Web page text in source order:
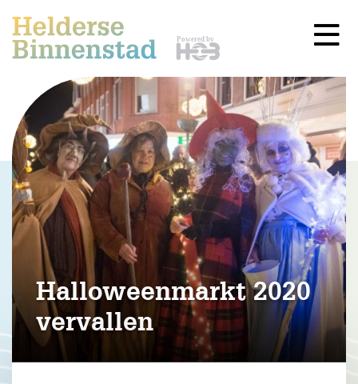
Halloweenmarkt 2020
vervallen